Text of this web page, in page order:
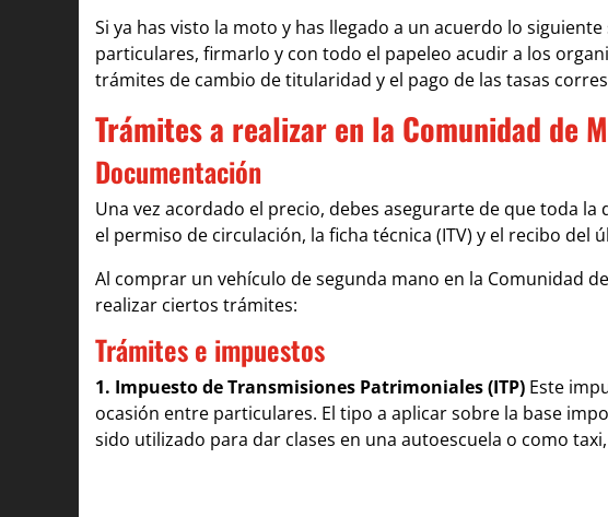
Si ya has visto la moto y has llegado a un acuerdo lo
particulares, firmarlo y con todo el papeleo acudir a los
trámites de cambio de titularidad y el pago de las tasas
Trámites a realizar en la Comunidad de
Documentación
Una vez acordado el precio, debes asegurarte de que toda
el permiso de circulación, la ficha técnica (ITV) y el recibo del
Al comprar un vehículo de segunda mano en la Comunidad
realizar ciertos trámites:
Trámites e impuestos
1. Impuesto de Transmisiones Patrimoniales (ITP) Este
ocasión entre particulares. El tipo a aplicar sobre la base
sido utilizado para dar clases en una autoescuela o como